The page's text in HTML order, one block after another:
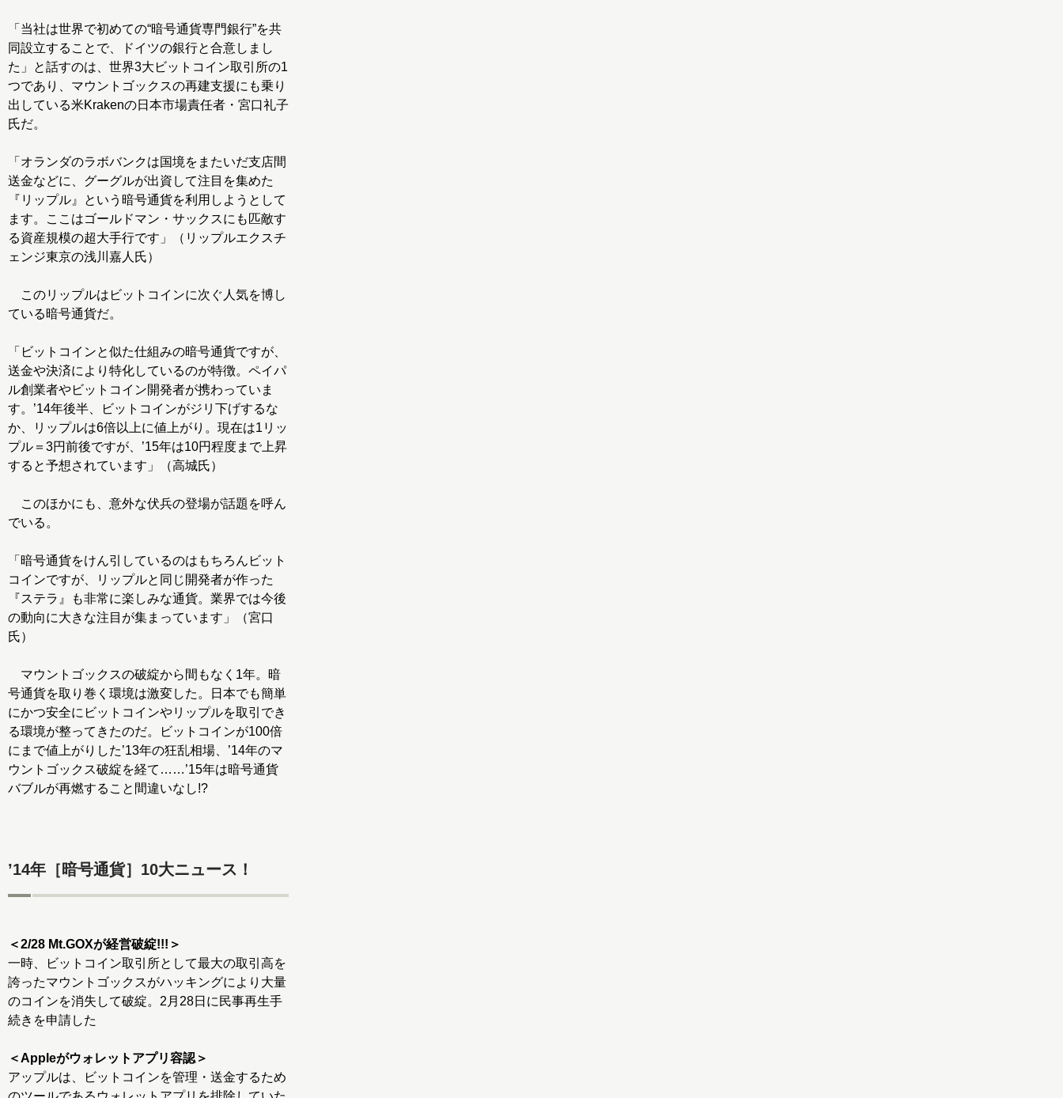
「当社は世界で初めての“暗号通貨専門銀行”を共
同設立することで、ドイツの銀行と合意しまし
た」と話すのは、世界3大ビットコイン取引所の1
つであり、マウントゴックスの再建支援にも乗り
出している米Krakenの日本市場責任者・宮口礼子
氏だ。
「オランダのラボバンクは国境をまたいだ支店間
送金などに、グーグルが出資して注目を集めた
『リップル』という暗号通貨を利用しようとして
ます。ここはゴールドマン・サックスにも匹敵す
る資産規模の超大手行です」（リップルエクスチ
ェンジ東京の浅川嘉人氏）
このリップルはビットコインに次ぐ人気を博し
ている暗号通貨だ。
「ビットコインと似た仕組みの暗号通貨ですが、
送金や決済により特化しているのが特徴。ペイパ
ル創業者やビットコイン開発者が携わっていま
す。’14年後半、ビットコインがジリ下げするな
か、リップルは6倍以上に値上がり。現在は1リッ
プル＝3円前後ですが、’15年は10円程度まで上昇
すると予想されています」（高城氏）
このほかにも、意外な伏兵の登場が話題を呼ん
でいる。
「暗号通貨をけん引しているのはもちろんビット
コインですが、リップルと同じ開発者が作った
『ステラ』も非常に楽しみな通貨。業界では今後
の動向に大きな注目が集まっています」（宮口
氏）
マウントゴックスの破綻から間もなく1年。暗
号通貨を取り巻く環境は激変した。日本でも簡単
にかつ安全にビットコインやリップルを取引でき
る環境が整ってきたのだ。ビットコインが100倍
にまで値上がりした’13年の狂乱相場、’14年のマ
ウントゴックス破綻を経て……’15年は暗号通貨
バブルが再燃すること間違いなし!?
’14年［暗号通貨］10大ニュース！
＜2/28 Mt.GOXが経営破綻!!!＞
一時、ビットコイン取引所として最大の取引高を
誇ったマウントゴックスがハッキングにより大量
のコインを消失して破綻。2月28日に民事再生手
続きを申請した
＜Appleがウォレットアプリ容認＞
アップルは、ビットコインを管理・送金するため